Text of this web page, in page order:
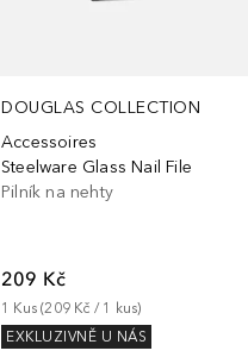
DOUGLAS COLLECTION
Accessoires
Steelware Glass Nail File
Pilník na nehty
209 Kč
1 Kus (209 Kč / 1 kus)
EXKLUZIVNĚ U NÁS